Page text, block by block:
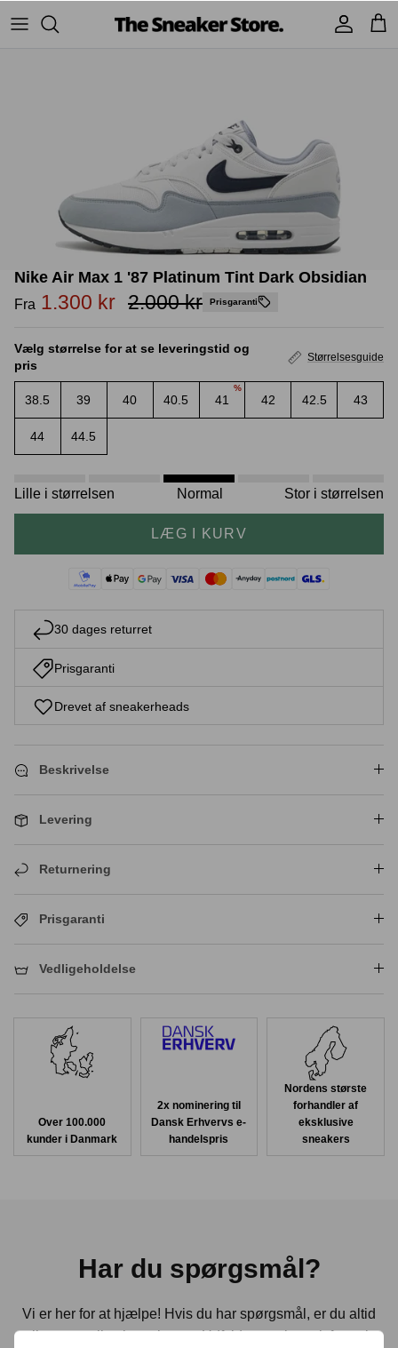
Jordans
Andre brands
BAPE - A Bathing Ape
TSS Collection
Accessories Sneaker boks
Crease protectors Skotræ
Sneaker rengøring
Nike Air Max 1 '87 Platinum Tint Dark Obsidian
Fra 1.300 kr 2.000 kr Prisgaranti
Vælg størrelse for at se leveringstid og
pris
Størrelsesguide
38.5 39 40 40.5 41
%
42 42.5 43
44 44.5
Lille i størrelsen Normal Stor i størrelsen
LÆG I KURV
30 dages returret
Prisgaranti
Drevet af sneakerheads
Beskrivelse
Levering
Returnering
Prisgaranti
Vedligeholdelse
Over 100.000
kunder i Danmark
2x nominering til
Dansk Erhvervs e-
handelspris
Nordens største
forhandler af
eksklusive
sneakers
Har du spørgsmål?
Vi er her for at hjælpe! Hvis du har spørgsmål, er du altid
velkommen til at kontakte os. Udfyld vores kontaktformular